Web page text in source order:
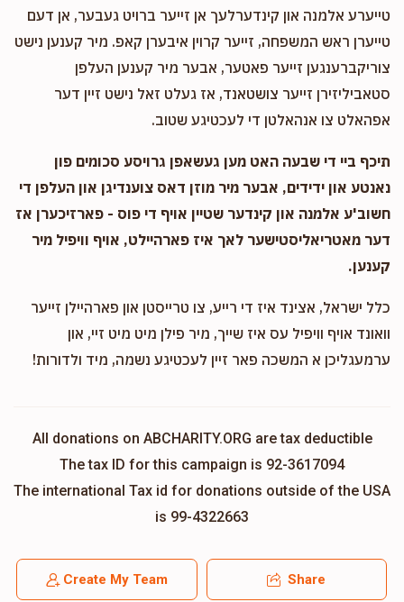
טייערע אלמנה און קינדערלעך אן זייער ברויט געבער, אן דעם
טייערן ראש המשפחה, זייער קרוין איבערן קאפ. מיר קענען נישט
צוריקברענגען זייער פאטער, אבער מיר קענען העלפן
סטאביליזירן זייער צושטאנד, אז געלט זאל נישט זיין דער
אפהאלט צו אנהאלטן די לעכטיגע שטוב.
תיכף ביי די שבעה האט מען געשאפן גרויסע סכומים פון
נאנטע און ידידים, אבער מיר מוזן דאס צוענדיגן און העלפן די
חשוב'ע אלמנה און קינדער שטיין אויף די פוס - פארזיכערן אז
דער מאטריאליסטישער לאך איז פארהיילט, אויף וויפיל מיר
קענען.
כלל ישראל, אצינד איז די רייע, צו טרייסטן און פארהיילן זייער
וואונד אויף וויפיל עס איז שייך, מיר פילן מיט מיט זיי, און
ערמעגליכן א המשכה פאר זיין לעכטיגע נשמה, מיד ולדורות!
All donations on ABCHARITY.ORG are tax deductible
The tax ID for this campaign is 92-3617094
The international Tax id for donations outside of the USA
is 99-4322663
Create My Team Share